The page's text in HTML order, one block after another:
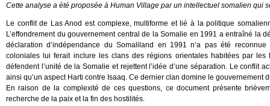
Cette analyse a été proposée à Human Village par un intellectuel somalien qui
Le conflit de Las Anod est complexe, multiforme et lié à la politique
L’effondrement du gouvernement central de la Somalie en 1991 a entraîné la
déclaration d’indépendance du Somaliland en 1991 n’a pas été
coloniales lui ferait inclure les clans des régions orientales habitées par
défendent l’unité de la Somalie et rejettent l’idée d’une séparation. Le conflit
ainsi qu’un aspect Harti contre Isaaq. Ce dernier clan domine le gouvernement
En raison de la complexité de ces questions, ce document présente
recherche de la paix et la fin des hostilités.